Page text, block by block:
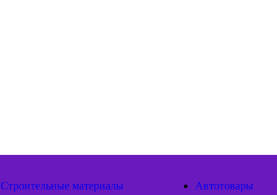
Строительные материалы Автотовары